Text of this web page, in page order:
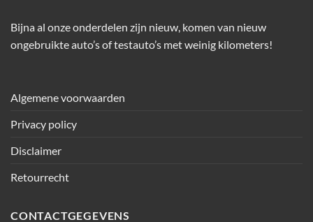
Bijna al onze onderdelen zijn nieuw, komen van nieuw
ongebruikte auto’s of testauto’s met weinig kilometers!
Algemene voorwaarden
Privacy policy
Disclaimer
Retourrecht
CONTACTGEGEVENS